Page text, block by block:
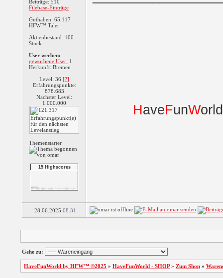
Slingo Delux
Slingo Mega Slots
Slingo
Festive Fallout
Gold Miner Special
E...
Slingo
3 Wheel Slot
Beiträge: 510
Filebase-Einträge
Guthaben: 65.117
HFW™ Taler
Aktienbestand: 100
Stück
User werben:
geworbene User: 1
Herkunft: Bremen
Level: 36 [?]
Erfahrungspunkte:
878.683
Nächster Level:
1.000.000
Themenstarter
15 Highscores
Shuffle The Penguin
Yeti Longshot:
Yeti Long Shot:
Rand...
HaveFunW
28.06.2025 08:31
Gehe zu:
HaveFunWorld by HFW™ ©2025 » HaveFunWorld - SHOP» Zum Shop »